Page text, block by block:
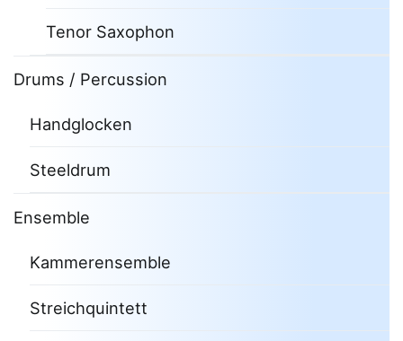
Tenor Saxophon
Drums / Percussion
Handglocken
Steeldrum
Ensemble
Kammerensemble
Streichquintett